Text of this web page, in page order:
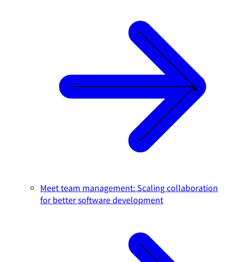
Meet team management: Scaling collaboration
for better software development